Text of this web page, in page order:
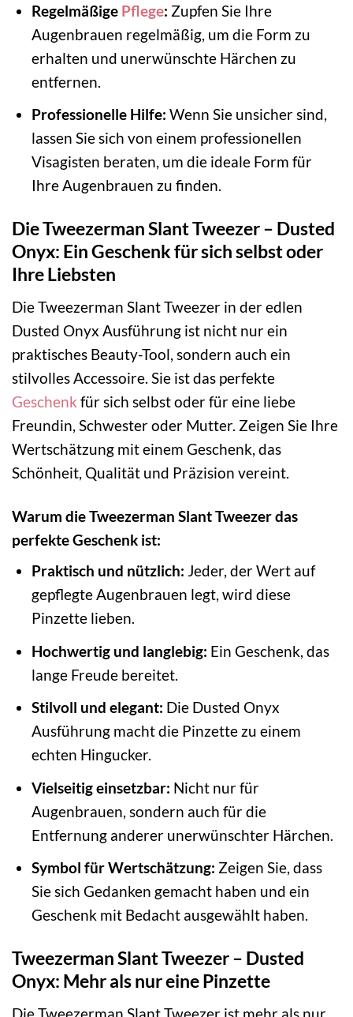
Regelmäßige Pflege: Zupfen Sie Ihre
Augenbrauen regelmäßig, um die Form zu
erhalten und unerwünschte Härchen zu
entfernen.
Professionelle Hilfe: Wenn Sie unsicher sind,
lassen Sie sich von einem professionellen
Visagisten beraten, um die ideale Form für
Ihre Augenbrauen zu finden.
Die Tweezerman Slant Tweezer – Dusted
Onyx: Ein Geschenk für sich selbst oder
Ihre Liebsten
Die Tweezerman Slant Tweezer in der edlen
Dusted Onyx Ausführung ist nicht nur ein
praktisches Beauty-Tool, sondern auch ein
stilvolles Accessoire. Sie ist das perfekte
Geschenk für sich selbst oder für eine liebe
Freundin, Schwester oder Mutter. Zeigen Sie Ihre
Wertschätzung mit einem Geschenk, das
Schönheit, Qualität und Präzision vereint.
Warum die Tweezerman Slant Tweezer das
perfekte Geschenk ist:
Praktisch und nützlich: Jeder, der Wert auf
gepflegte Augenbrauen legt, wird diese
Pinzette lieben.
Hochwertig und langlebig: Ein Geschenk, das
lange Freude bereitet.
Stilvoll und elegant: Die Dusted Onyx
Ausführung macht die Pinzette zu einem
echten Hingucker.
Vielseitig einsetzbar: Nicht nur für
Augenbrauen, sondern auch für die
Entfernung anderer unerwünschter Härchen.
Symbol für Wertschätzung: Zeigen Sie, dass
Sie sich Gedanken gemacht haben und ein
Geschenk mit Bedacht ausgewählt haben.
Tweezerman Slant Tweezer – Dusted
Onyx: Mehr als nur eine Pinzette
Die Tweezerman Slant Tweezer ist mehr als nur